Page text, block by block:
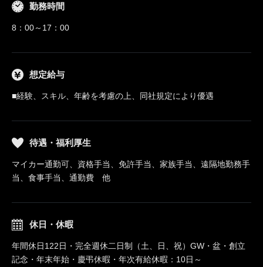
勤務時間
8：00～17：00
想定給与
■経験、スキル、年齢を考慮の上、同社規定により優遇
待遇・福利厚生
マイカー通勤可、資格手当、免許手当、家族手当、遠隔地勤務手
当、食事手当、通勤費 他
休日・休暇
年間休日122日・完全週休二日制（土、日、祝）GW・盆・創立
記念・年末年始・慶弔休暇・年次有給休暇：10日～